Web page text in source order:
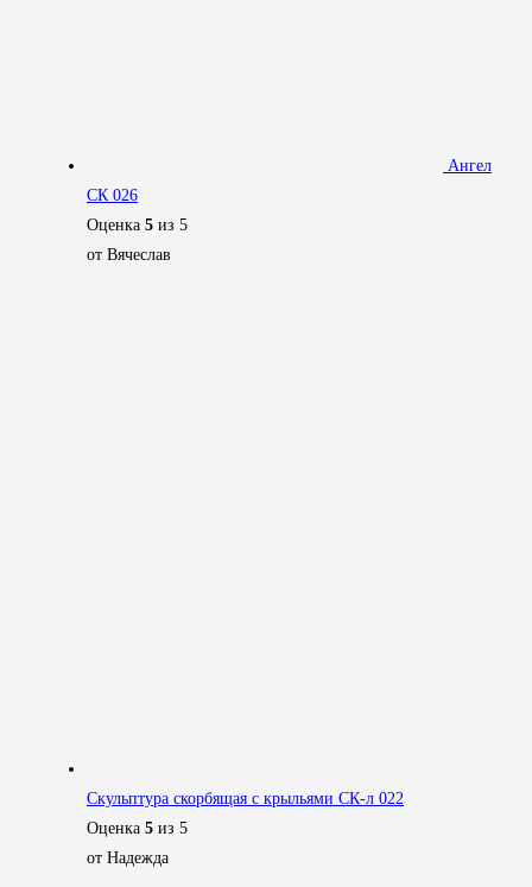
Ангел
СК 026
Оценка 5 из 5
от Вячеслав
Скульптура скорбящая с крыльями СК-л 022
Оценка 5 из 5
от Надежда